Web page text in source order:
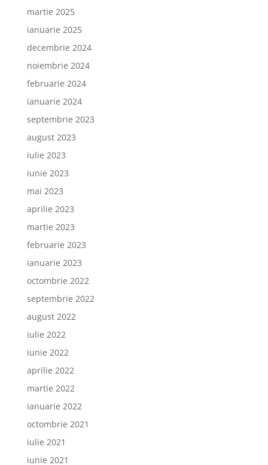
martie 2025
ianuarie 2025
decembrie 2024
noiembrie 2024
februarie 2024
ianuarie 2024
septembrie 2023
august 2023
iulie 2023
iunie 2023
mai 2023
aprilie 2023
martie 2023
februarie 2023
ianuarie 2023
octombrie 2022
septembrie 2022
august 2022
iulie 2022
iunie 2022
aprilie 2022
martie 2022
ianuarie 2022
octombrie 2021
iulie 2021
iunie 2021